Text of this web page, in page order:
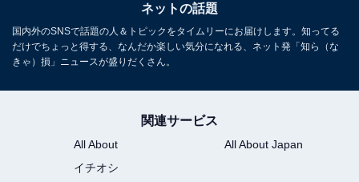
ネットの話題
国内外のSNSで話題の人＆トピックをタイムリーにお届けします。知ってる
だけでちょっと得する、なんだか楽しい気分になれる、ネット発「知ら（な
きゃ）損」ニュースが盛りだくさん。
関連サービス
All About
All About Japan
イチオシ